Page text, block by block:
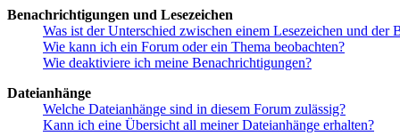
Benachrichtigungen und Lesezeichen
Was ist der Unterschied zwischen einem Lesezeichen und der
Wie kann ich ein Forum oder ein Thema beobachten?
Wie deaktiviere ich meine Benachrichtigungen?
Dateianhänge
Welche Dateianhänge sind in diesem Forum zulässig?
Kann ich eine Übersicht all meiner Dateianhänge erhalten?